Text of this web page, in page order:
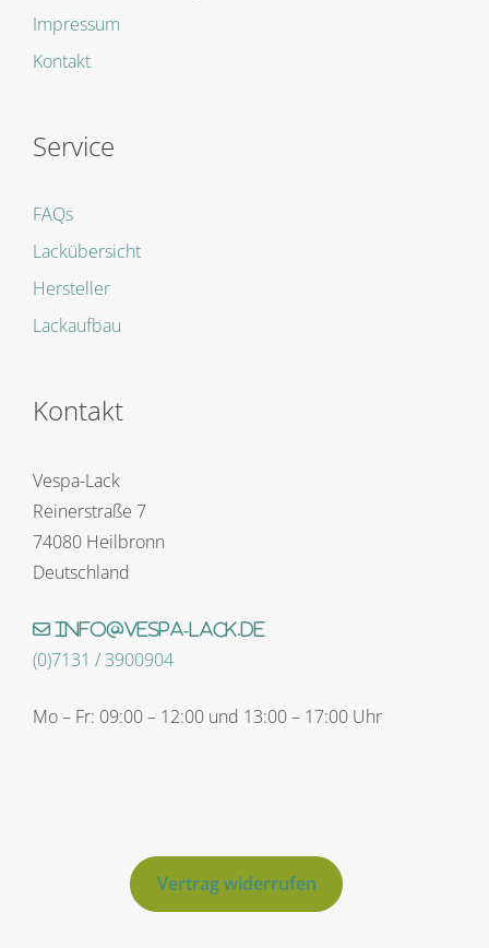
Impressum
Kontakt
Service
FAQs
Lackübersicht
Hersteller
Lackaufbau
Kontakt
Vespa-Lack
Reinerstraße 7
74080 Heilbronn
Deutschland
info@vespa-lack.de
(0)7131 / 3900904
Mo – Fr: 09:00 – 12:00 und 13:00 – 17:00 Uhr
Vertrag widerrufen